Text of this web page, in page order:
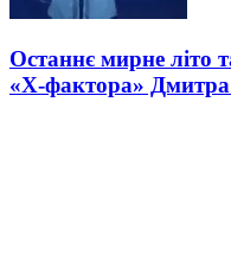
Останнє мирне літо
«Х-фактора»